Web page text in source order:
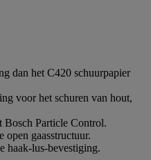
dan het C420 schuurpapier
voor het schuren van hout,
Bosch Particle Control.
open gaasstructuur.
haak-lus-bevestiging.